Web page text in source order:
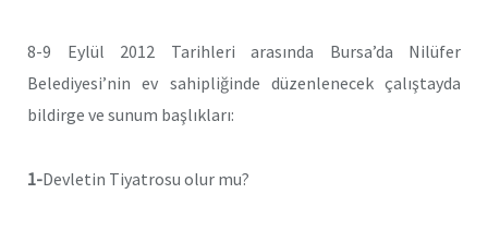
8-9 Eylül 2012 Tarihleri arasında Bursa’da Nilüfer
Belediyesi’nin ev sahipliğinde düzenlenecek çalıştayda
bildirge ve sunum başlıkları:
1-Devletin Tiyatrosu olur mu?